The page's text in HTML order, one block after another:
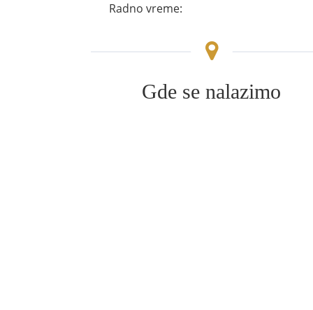
Radno vreme:
Gde se nalazimo